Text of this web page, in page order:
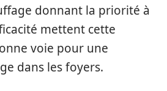
donnant la priorité à
mettent cette
voie pour une
dans les foyers.